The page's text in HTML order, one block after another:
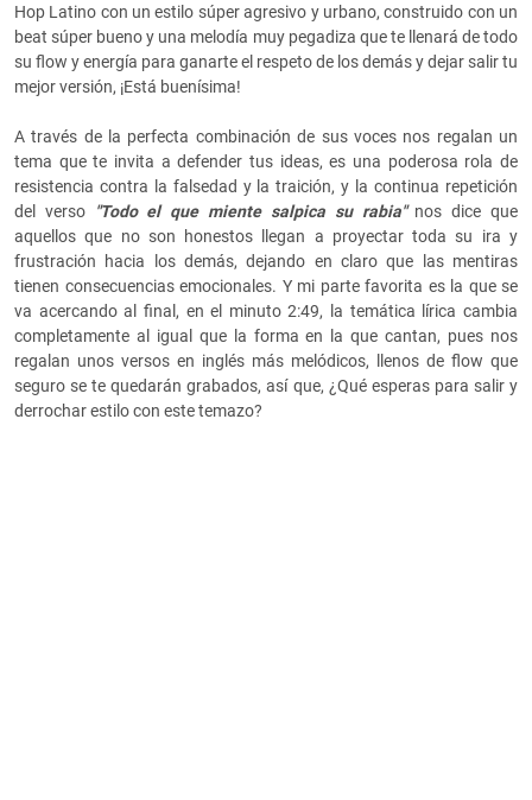
Hop Latino con un estilo súper agresivo y urbano, construido con un
beat súper bueno y una melodía muy pegadiza que te llenará de todo
su flow y energía para ganarte el respeto de los demás y dejar salir tu
mejor versión, ¡Está buenísima!
A través de la perfecta combinación de sus voces nos regalan un
tema que te invita a defender tus ideas, es una poderosa rola de
resistencia contra la falsedad y la traición, y la continua repetición
del verso"Todo el que miente salpica su rabia"nos dice que
aquellos que no son honestos llegan a proyectar toda su ira y
frustración hacia los demás, dejando en claro que las mentiras
tienen consecuencias emocionales. Y mi parte favorita es la que se
va acercando al final, en el minuto 2:49, la temática lírica cambia
completamente al igual que la forma en la que cantan, pues nos
regalan unos versos en inglés más melódicos, llenos de flow que
seguro se te quedarán grabados, así que, ¿Qué esperas para salir y
derrochar estilo con este temazo?